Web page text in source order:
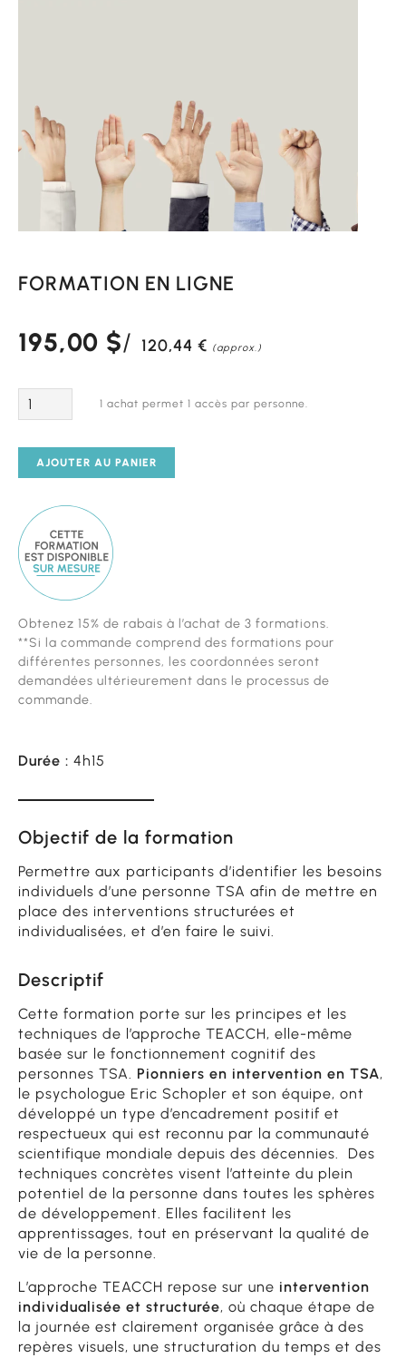
FORMATION EN LIGNE
195,00 $ 120,44 € (approx.)
Quantité 1 achat permet 1 accès par personne.
AJOUTER AU PANIER
formation
est
diponible
sur
Obtenez 15% de rabais à l’achat de 3 formations.
**Si la commande comprend des formations pour
différentes personnes, les coordonnées seront
demandées ultérieurement dans le processus de
commande.
Durée : 4h15
Objectif de la formation
Permettre aux participants d’identifier les besoins
individuels d’une personne TSA afin de mettre en
place des interventions structurées et
individualisées, et d’en faire le suivi.
Descriptif
Cette formation porte sur les principes et les
techniques de l’approche TEACCH, elle-même
basée sur le fonctionnement cognitif des
personnes TSA. Pionniers en intervention en TSA,
le psychologue Eric Schopler et son équipe, ont
développé un type d’encadrement positif et
respectueux qui est reconnu par la communauté
scientifique mondiale depuis des décennies. Des
techniques concrètes visent l’atteinte du plein
potentiel de la personne dans toutes les sphères
de développement. Elles facilitent les
apprentissages, tout en préservant la qualité de
vie de la personne.
L’approche TEACCH repose sur une intervention
individualisée et structurée, où chaque étape de
la journée est clairement organisée grâce à des
repères visuels, une structuration du temps et des